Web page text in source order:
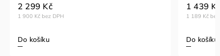
1 900 Kč bez DPH
2 299 Kč
Do košíku
1 189 Kč
1 439
Do košíku